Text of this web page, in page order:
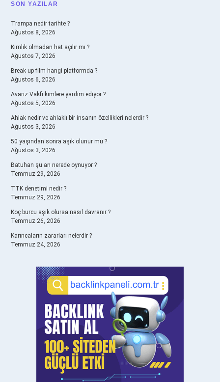
SIDEBAR
SON YAZILAR
Trampa nedir tarihte ?
Ağustos 8, 2026
Kimlik olmadan hat açılır mı ?
Ağustos 7, 2026
Break up film hangi platformda ?
Ağustos 6, 2026
Avarız Vakfı kimlere yardım ediyor ?
Ağustos 5, 2026
Ahlak nedir ve ahlaklı bir insanın özellikleri nelerdir ?
Ağustos 3, 2026
50 yaşından sonra aşık olunur mu ?
Ağustos 3, 2026
Batuhan şu an nerede oynuyor ?
Temmuz 29, 2026
TTK denetimi nedir ?
Temmuz 29, 2026
Koç burcu aşık olursa nasıl davranır ?
Temmuz 26, 2026
Karıncaların zararları nelerdir ?
Temmuz 24, 2026